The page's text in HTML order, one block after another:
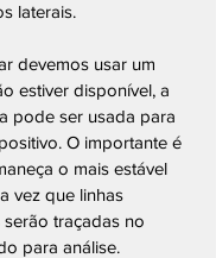
laterais.
devemos usar um
estiver disponível, a
pode ser usada para
O importante é
o mais estável
vez que linhas
traçadas no
para análise.